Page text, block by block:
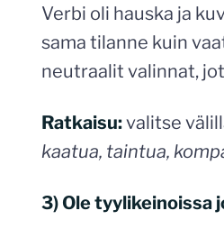
Verbi oli hauska ja
sama tilanne kuin
neutraalit valinnat,
Ratkaisu:valitse
kaatua, taintua,
3) Ole tyylikeinoissa